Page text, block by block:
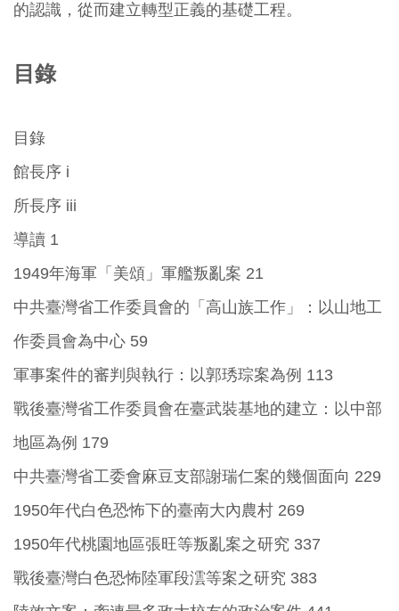
的認識，從而建立轉型正義的基礎工程。
目錄
目錄
館長序 i
所長序 iii
導讀 1
1949年海軍「美頌」軍艦叛亂案 21
中共臺灣省工作委員會的「高山族工作」：以山地工
作委員會為中心 59
軍事案件的審判與執行：以郭琇琮案為例 113
戰後臺灣省工作委員會在臺武裝基地的建立：以中部
地區為例 179
中共臺灣省工委會麻豆支部謝瑞仁案的幾個面向 229
1950年代白色恐怖下的臺南大內農村 269
1950年代桃園地區張旺等叛亂案之研究 337
戰後臺灣白色恐怖陸軍段澐等案之研究 383